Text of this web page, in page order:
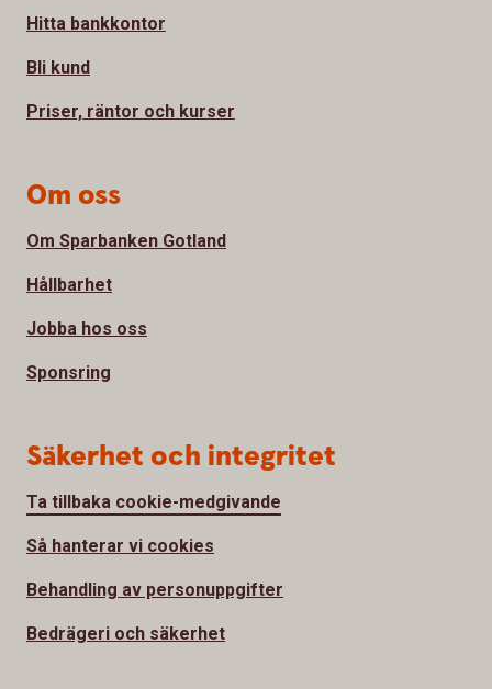
Hitta bankkontor
Bli kund
Priser, räntor och kurser
Om oss
Om Sparbanken Gotland
Hållbarhet
Jobba hos oss
Sponsring
Säkerhet och integritet
Ta tillbaka cookie-medgivande
Så hanterar vi cookies
Behandling av personuppgifter
Bedrägeri och säkerhet